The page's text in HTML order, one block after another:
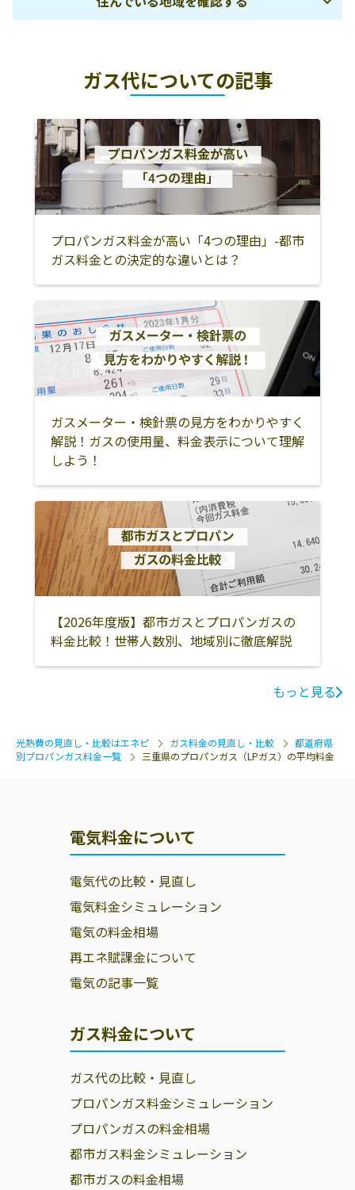
三重石商事株式
519-2203 多気郡
0598-49-2114
南牟婁郡御浜町
05979-2-2178
和美屋
志摩市阿児町安
乗221-1
0599-47-3123
澤野商店
津市芸濃町楠原
465-2
059-265-2095
鈴鹿農業協同組
鈴鹿市地子町
1268
059-384-1123
鈴定ガス販売株
515-0001 松阪市
大口町1510-8
0598-52-1155
有限会社髙口石
度会郡玉城町田
丸226-5
0596-58-3272
有限会社髙村石
尾鷲市中川17-1 0597-22-0559
亀山市
桑名郡木曽岬町
三重郡川越町
津市
伊賀市
名張市
松阪市
多気郡明和町
多気郡多気町
多気郡大台町
伊勢市
鳥羽市
志摩市
度会郡南伊勢町
度会郡玉城町
度会郡度会町
尾鷲市
熊野市
北牟婁郡紀北町
南牟婁郡御浜町
南牟婁郡紀宝町
ガス代についての記事
プロパンガス料金が高い「4つの理由」-都市
ガス料金との決定的な違いとは？
ガスメーター・検針票の見方をわかりやすく
解説！ガスの使用量、料金表示について理解
しよう！
【2026年度版】都市ガスとプロパンガスの
料金比較！世帯人数別、地域別に徹底解説
もっと見る
光熱費の見直し・比較はエネピ ガス料金の見直し・比較
都道府県
別プロパンガス料金一覧
三重県のプロパンガス（LPガス）の平均料金
電気料金について
電気代の比較・見直し
電気料金シミュレーション
電気の料金相場
再エネ賦課金について
電気の記事一覧
ガス料金について
ガス代の比較・見直し
プロパンガス料金シミュレーション
プロパンガスの料金相場
都市ガス料金シミュレーション
都市ガスの料金相場